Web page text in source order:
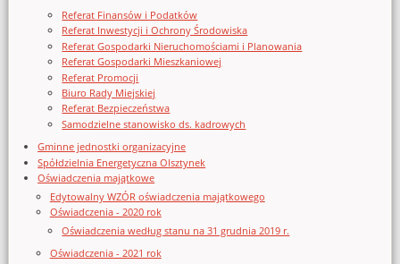
Referat Finansów i Podatków
Referat Inwestycji i Ochrony Środowiska
Referat Gospodarki Nieruchomościami i Planowania
Referat Gospodarki Mieszkaniowej
Referat Promocji
Biuro Rady Miejskiej
Referat Bezpieczeństwa
Samodzielne stanowisko ds. kadrowych
Gminne jednostki organizacyjne
Spółdzielnia Energetyczna Olsztynek
Oświadczenia majątkowe
Edytowalny WZÓR oświadczenia majątkowego
Oświadczenia - 2020 rok
Oświadczenia według stanu na 31 grudnia 2019 r.
Oświadczenia - 2021 rok